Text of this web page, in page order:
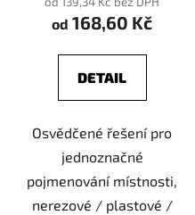
od 168,60 Kč
DETAIL
Osvědčené řešení pro
jednoznačné
pojmenování místnosti,
nerezové / plastové /